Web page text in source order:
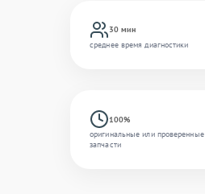
30 мин
среднее время диагностики
100%
оригинальные или проверенные
запчасти